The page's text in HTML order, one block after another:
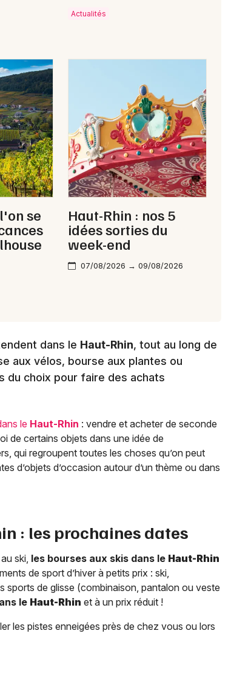
Actualités
se
Haut-Rhin : nos 5
idées sorties du
week-end
07/08/2026 → 09/08/2026
dans le Haut-Rhin, tout au long de
aux vélos, bourse aux plantes ou
du choix pour faire des achats
le Haut-Rhin : vendre et acheter de seconde
de certains objets dans une idée de
qui regroupent toutes les choses qu’on peut
d’objets d’occasion autour d’un thème ou dans
: les prochaines dates
ski, les bourses aux skis dans le Haut-Rhin
de sport d’hiver à petits prix : ski,
sports de glisse (combinaison, pantalon ou veste
le Haut-Rhin et à un prix réduit !
les pistes enneigées près de chez vous ou lors